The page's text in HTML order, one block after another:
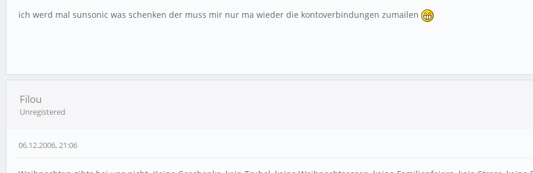
ich werd mal sunsonic was schenken der muss mir nur ma wieder die kontoverbindungen zumailen
Filou
Unregistered
06.12.2006, 21:06